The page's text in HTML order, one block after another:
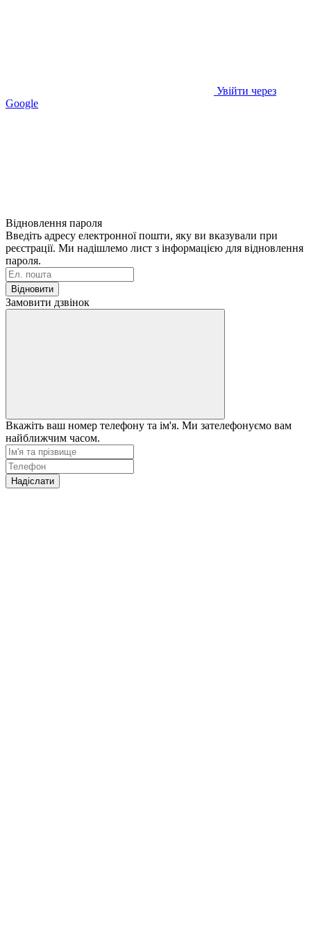
Увійти через
Google
Відновлення пароля
Введіть адресу електронної пошти, яку ви вказували при
реєстрації. Ми надішлемо лист з інформацією для відновлення
пароля.
Відновити
Замовити дзвінок
Вкажіть ваш номер телефону та ім'я. Ми зателефонуємо вам
найближчим часом.
Надіслати